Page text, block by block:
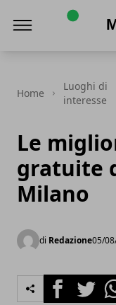
Home
Luoghi di
interesse
Le
gratuite
Milano
di Redazione05/
FacebookTwitter